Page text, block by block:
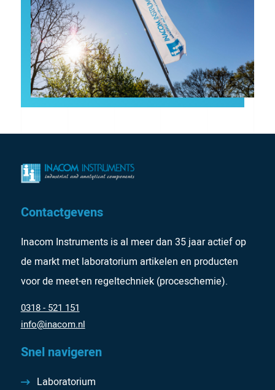
Contactgevens
Inacom Instruments is al meer dan 35 jaar actief op
de markt met laboratorium artikelen en producten
voor de meet-en regeltechniek (proceschemie).
0318 - 521 151
info@inacom.nl
Snel navigeren
Laboratorium